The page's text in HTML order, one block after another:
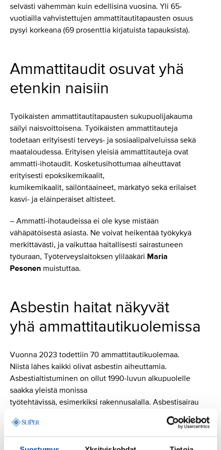
selvästi vähemmän kuin edellisinä vuosina. Yli 65-
vuotiailla vahvistettujen ammattitautitapausten osuus
pysyi korkeana (69 prosenttia kirjatuista tapauksista).
Ammattitaudit osuvat yhä
etenkin naisiin
Työikäisten ammattitautitapausten sukupuolijakauma
säilyi naisvoittoisena. Työikäisten ammattitauteja
todetaan erityisesti terveys- ja sosiaalipalveluissa sekä
maataloudessa. Erityisen yleisiä ammattitauteja ovat
ammatti-ihotaudit. Kosketusihottumaa aiheuttavat
erityisesti epoksikemikaalit,
kumikemikaalit, säilöntäaineet, märkätyö sekä erilaiset
kasvi- ja eläinperäiset altisteet.
– Ammatti-ihotaudeissa ei ole kyse mistään
vähäpätöisestä asiasta. Ne voivat heikentää työkykyä
merkittävästi, ja vaikuttaa haitallisesti sairastuneen
työuraan, Työterveyslaitoksen ylilääkäri Maria
Pesonen muistuttaa.
Asbestin haitat näkyvät
yhä ammattitautikuolemissa
Vuonna 2023 todettiin 70 ammattitautikuolemaa.
Niistä lähes kaikki olivat asbestin aiheuttamia.
Asbestialtistuminen on ollut 1990-luvun alkupuolelle
saakka yleistä monissa
työtehtävissä, esimerkiksi rakennusalalla. Asbestisairau
ja sairauden puhkeamisen välillä, joka
selittää todettuja ammattitautikuolemia.